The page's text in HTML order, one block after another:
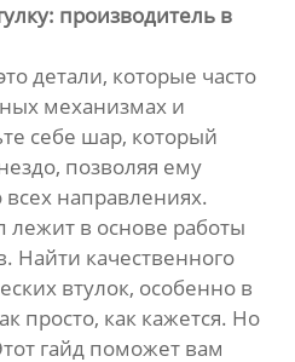
производитель в
детали, которые часто
механизмах и
себе шар, который
позволяя ему
направлениях.
в основе работы
Найти качественного
втулок, особенно в
просто, как кажется. Но
гайд поможет вам